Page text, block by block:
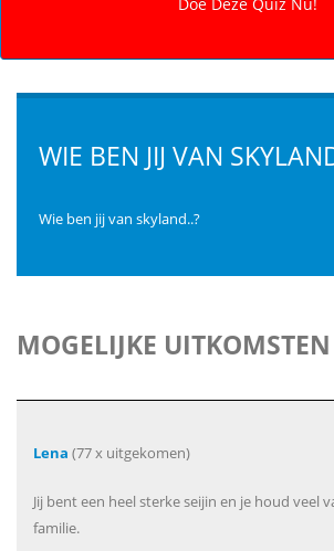
WIE BEN JIJ VAN
Wie ben jij van skyland..?
MOGELIJKE UITKOMSTEN
Lena (77 x uitgekomen)
Jij bent een heel sterke seijin en je houd veel
familie.